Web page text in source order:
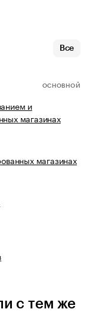
Все
ОСНОВНОЙ
и
магазинах
магазинах
с тем же